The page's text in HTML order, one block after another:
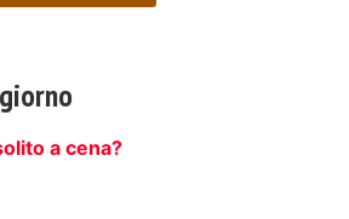
a cena?